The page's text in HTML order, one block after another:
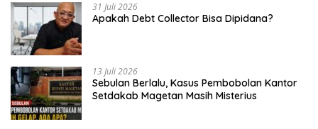
31 Juli 2026
Apakah Debt Collector Bisa Dipidana?
13 Juli 2026
Sebulan Berlalu, Kasus Pembobolan Kantor
Setdakab Magetan Masih Misterius